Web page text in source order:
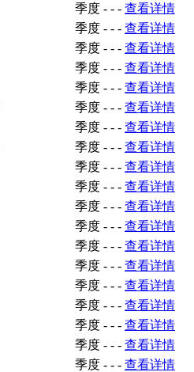
季度 - - - 查看详情
季度 - - - 查看详情
季度 - - - 查看详情
季度 - - - 查看详情
季度 - - - 查看详情
季度 - - - 查看详情
季度 - - - 查看详情
季度 - - - 查看详情
季度 - - - 查看详情
季度 - - - 查看详情
季度 - - - 查看详情
季度 - - - 查看详情
季度 - - - 查看详情
季度 - - - 查看详情
季度 - - - 查看详情
季度 - - - 查看详情
季度 - - - 查看详情
季度 - - - 查看详情
季度 - - - 查看详情